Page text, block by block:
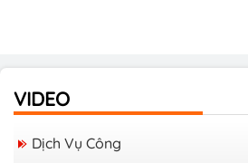
VIDEO
Dịch Vụ Công